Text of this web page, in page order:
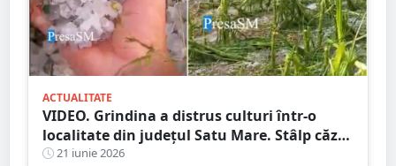
ACTUALITATE
VIDEO. Grindina a distrus culturi într-o
localitate din județul Satu Mare. Stâlp căzut
pe carosabil
21 iunie 2026